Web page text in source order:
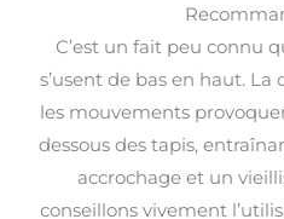
C’est un fait peu connu
s’usent de bas en haut.
les mouvements
dessous des tapis,
accrochage et un
conseillons vivement